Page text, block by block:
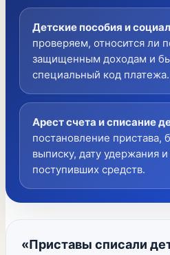
Детские пособия и
проверяем, относится ли
защищенным доходам и
специальный код платежа.
Арест счета и списание
постановление пристава,
выписку, дату удержания
поступивших средств.
«Приставы списали